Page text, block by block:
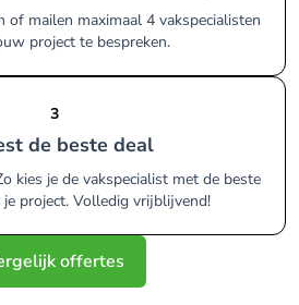
of mailen maximaal 4 vakspecialisten
project te bespreken.
3
de beste deal
kies je de vakspecialist met de beste
project. Volledig vrijblijvend!
offertes